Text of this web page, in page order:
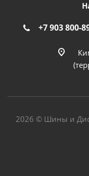
+7 903 800-
2026 © Шины и